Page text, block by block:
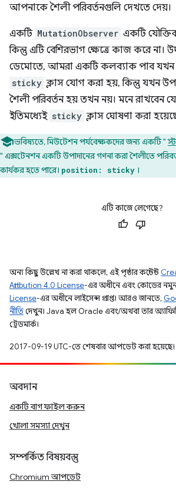
আপনাকে শৈলী পরিবর্তনগুলি দেখতে দেয়।
একটি MutationObserver একটি
কিন্তু এটি বেশিরভাগ ক্ষেত্রে কাজ করে না।
ডেমোতে, আমরা একটি কলব্যাক পাব যখন
sticky ক্লাস যোগ করা হয়, কিন্তু যখন
শৈলী পরিবর্তন হয় তখন নয়। মনে রাখবেন
ইতিমধ্যেই sticky ক্লাস ঘোষণা করা
ভবিষ্যতে, মিউটেশন পর্যবেক্ষকদের জন্য একটি "
" এক্সটেনশন একটি উপাদানের গণনা করা শৈলীতে
কার্যকর হতে পারে। position: sticky ।
এটি কাজে লেগেছে?
অন্য কিছু উল্লেখ না করা থাকলে, এই পৃষ্ঠার কন্টেন্ট
Attribution 4.0 License-এর অধীনে এবং কোডের
License-এর অধীনে লাইসেন্স প্রাপ্ত। আরও জানতে,
নীতিদেখুন। Java হল Oracle এবং/অথবা তার
ট্রেডমার্ক।
2017-09-19 UTC-তে শেষবার আপডেট করা হয়েছে।
অবদান
একটি বাগ ফাইল করুন
খোলা সমস্যা দেখুন
সম্পর্কিত বিষয়বস্তু
Chromium আপডেট